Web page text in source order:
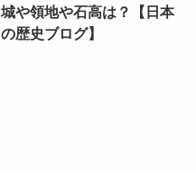
城や領地や石高は？【日本
の歴史ブログ】